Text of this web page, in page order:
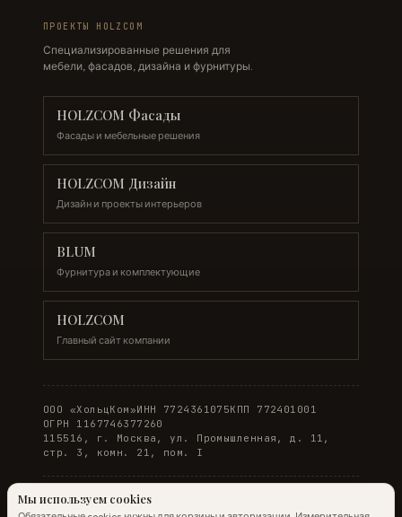
ПРОЕКТЫ HOLZCOM
Специализированные решения для
мебели, фасадов, дизайна и фурнитуры.
HOLZCOM Фасады
Фасады и мебельные решения
HOLZCOM Дизайн
Дизайн и проекты интерьеров
BLUM
Фурнитура и комплектующие
HOLZCOM
Главный сайт компании
ООО «ХольцКом»ИНН 7724361075КПП 772401001
ОГРН 1167746377260
115516, г. Москва, ул. Промышленная, д. 11,
стр. 3, комн. 21, пом. I
Мы используем cookies